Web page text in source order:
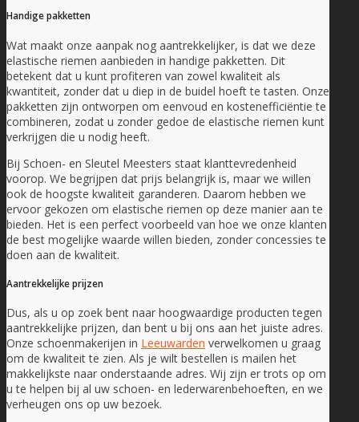
Handige pakketten
Wat maakt onze aanpak nog aantrekkelijker, is dat we deze
elastische riemen aanbieden in handige pakketten. Dit
betekent dat u kunt profiteren van zowel kwaliteit als
kwantiteit, zonder dat u diep in de buidel hoeft te tasten. Onze
pakketten zijn ontworpen om eenvoud en kostenefficiëntie te
combineren, zodat u zonder gedoe de elastische riemen kunt
verkrijgen die u nodig heeft.
Bij Schoen- en Sleutel Meesters staat klanttevredenheid
voorop. We begrijpen dat prijs belangrijk is, maar we willen
ook de hoogste kwaliteit garanderen. Daarom hebben we
ervoor gekozen om elastische riemen op deze manier aan te
bieden. Het is een perfect voorbeeld van hoe we onze klanten
de best mogelijke waarde willen bieden, zonder concessies te
doen aan de kwaliteit.
Aantrekkelijke prijzen
Dus, als u op zoek bent naar hoogwaardige producten tegen
aantrekkelijke prijzen, dan bent u bij ons aan het juiste adres.
Onze schoenmakerijen in Leeuwarden verwelkomen u graag
om de kwaliteit te zien. Als je wilt bestellen is mailen het
makkelijkste naar onderstaande adres. Wij zijn er trots op om
u te helpen bij al uw schoen- en lederwarenbehoeften, en we
verheugen ons op uw bezoek.